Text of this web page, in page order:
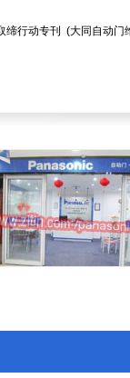
缔行动专刊 (大同自动门